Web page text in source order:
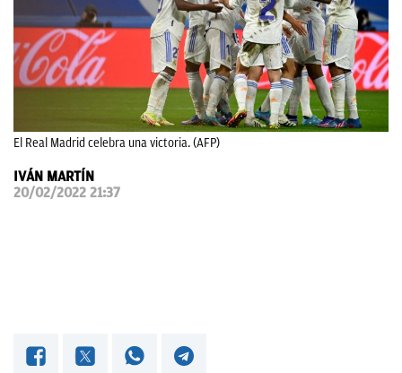
PAPARAZZI
OKDIARIO
El Real Madrid celebra una victoria. (AFP)
IVÁN MARTÍN
20/02/2022 21:37